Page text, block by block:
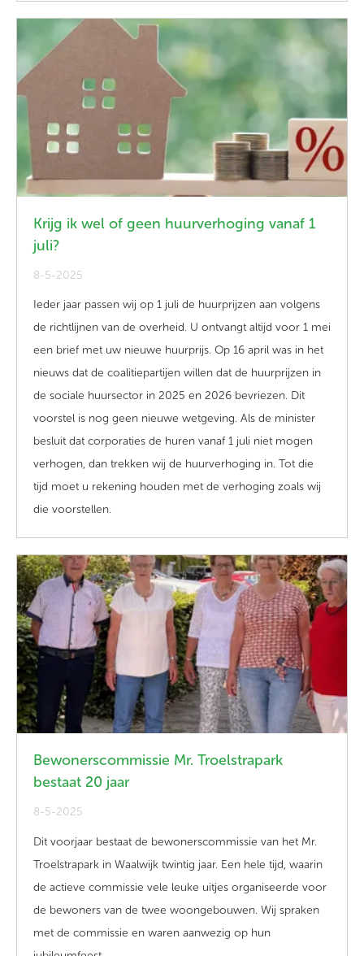
Krijg ik wel of geen huurverhoging vanaf 1
juli?
8-5-2025
Ieder jaar passen wij op 1 juli de huurprijzen aan volgens
de richtlijnen van de overheid. U ontvangt altijd voor 1 mei
een brief met uw nieuwe huurprijs. Op 16 april was in het
nieuws dat de coalitiepartijen willen dat de huurprijzen in
de sociale huursector in 2025 en 2026 bevriezen. Dit
voorstel is nog geen nieuwe wetgeving. Als de minister
besluit dat corporaties de huren vanaf 1 juli niet mogen
verhogen, dan trekken wij de huurverhoging in. Tot die
tijd moet u rekening houden met de verhoging zoals wij
die voorstellen.
Bewonerscommissie Mr. Troelstrapark
bestaat 20 jaar
8-5-2025
Dit voorjaar bestaat de bewonerscommissie van het Mr.
Troelstrapark in Waalwijk twintig jaar. Een hele tijd, waarin
de actieve commissie vele leuke uitjes organiseerde voor
de bewoners van de twee woongebouwen. Wij spraken
met de commissie en waren aanwezig op hun